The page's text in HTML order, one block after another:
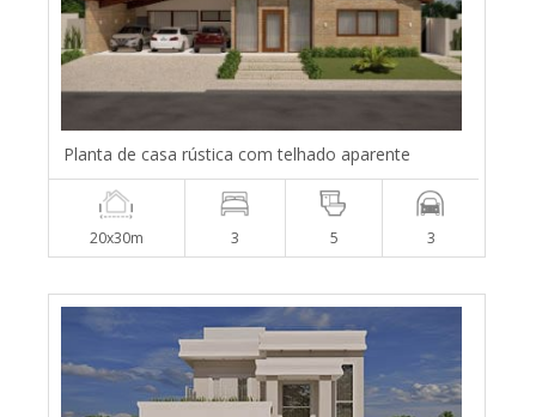
Planta de casa rústica com telhado aparente
20x30m 3 5 3